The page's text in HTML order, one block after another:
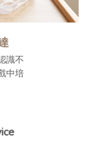
識不
中培